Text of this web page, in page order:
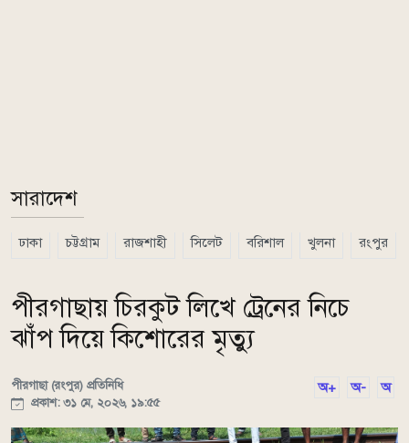
সারাদেশ
ঢাকা চট্টগ্রাম রাজশাহী সিলেট বরিশাল খুলনা রংপুর
পীরগাছায় চিরকুট লিখে ট্রেনের নিচে
ঝাঁপ দিয়ে কিশোরের মৃত্যু
পীরগাছা (রংপুর) প্রতিনিধি
প্রকাশ: ৩১ মে, ২০২৬, ১৯:৫৫
অ+ অ- অ